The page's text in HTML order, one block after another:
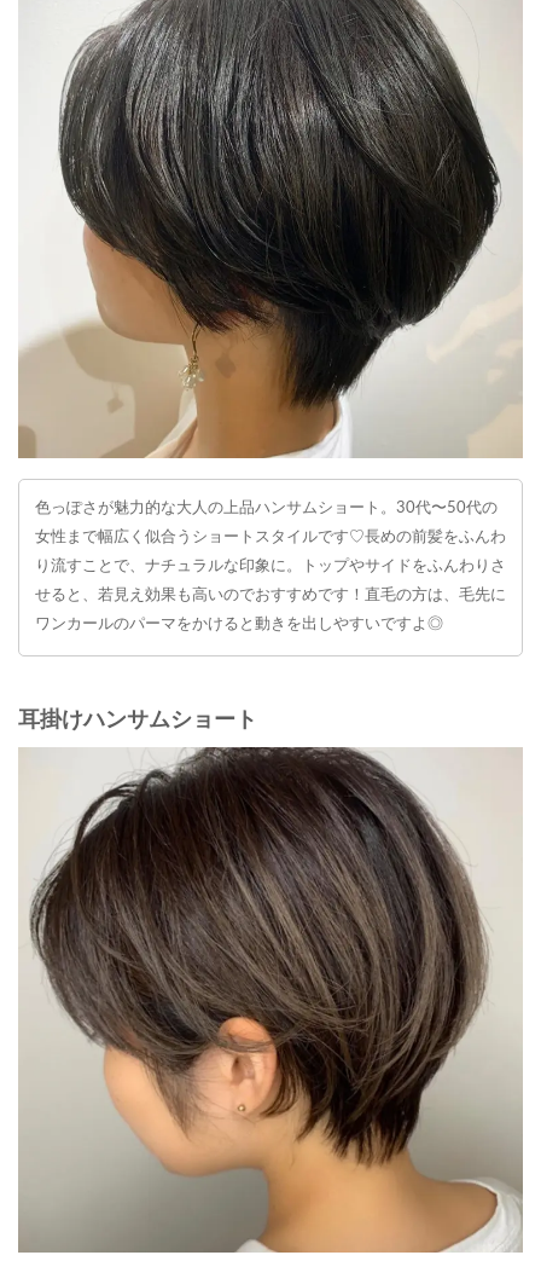
色っぽさが魅力的な大人の上品ハンサムショート。30代〜50代の
女性まで幅広く似合うショートスタイルです♡長めの前髪をふんわ
り流すことで、ナチュラルな印象に。トップやサイドをふんわりさ
せると、若見え効果も高いのでおすすめです！直毛の方は、毛先に
ワンカールのパーマをかけると動きを出しやすいですよ◎
耳掛けハンサムショート